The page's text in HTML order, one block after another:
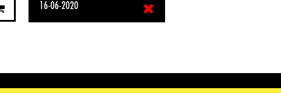
16-06-2020